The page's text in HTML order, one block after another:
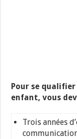
Pour se
enfant, vous
Trois années